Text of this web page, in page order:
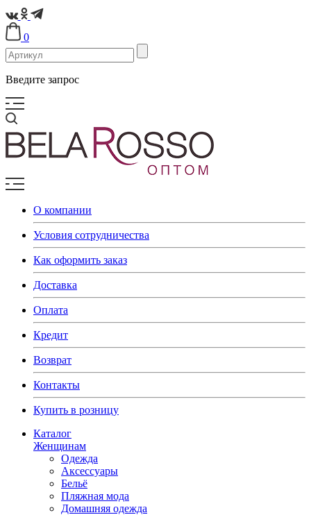
0
Введите запрос
О компании
Условия сотрудничества
Как оформить заказ
Доставка
Оплата
Кредит
Возврат
Контакты
Купить в розницу
Каталог
Женщинам
Одежда
Аксессуары
Бельё
Пляжная мода
Домашняя одежда